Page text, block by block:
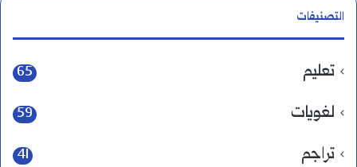
التصنيفات
تعليم 65
لغويات 59
تراجم 41